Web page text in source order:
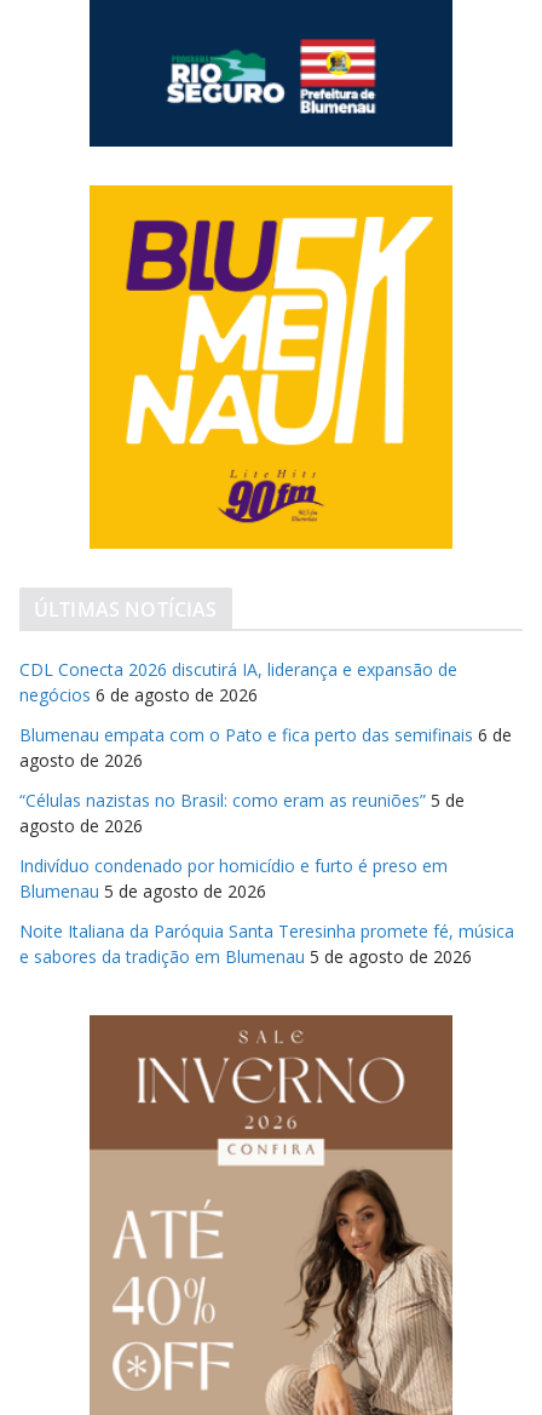
ÚLTIMAS NOTÍCIAS
CDL Conecta 2026 discutirá IA, liderança e expansão de
negócios 6 de agosto de 2026
Blumenau empata com o Pato e fica perto das semifinais 6 de
agosto de 2026
“Células nazistas no Brasil: como eram as reuniões” 5 de
agosto de 2026
Indivíduo condenado por homicídio e furto é preso em
Blumenau 5 de agosto de 2026
Noite Italiana da Paróquia Santa Teresinha promete fé, música
e sabores da tradição em Blumenau 5 de agosto de 2026